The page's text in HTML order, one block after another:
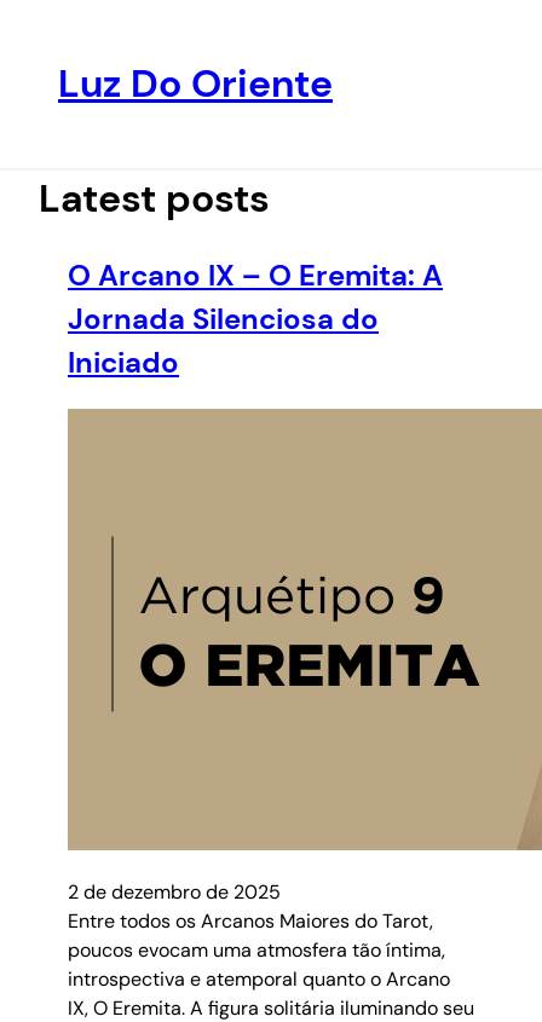
conteúdo
Luz Do Oriente
Latest posts
O Arcano IX – O Eremita: A
Jornada Silenciosa do
Iniciado
2 de dezembro de 2025
Entre todos os Arcanos Maiores do Tarot,
poucos evocam uma atmosfera tão íntima,
introspectiva e atemporal quanto o Arcano
IX, O Eremita. A figura solitária iluminando seu